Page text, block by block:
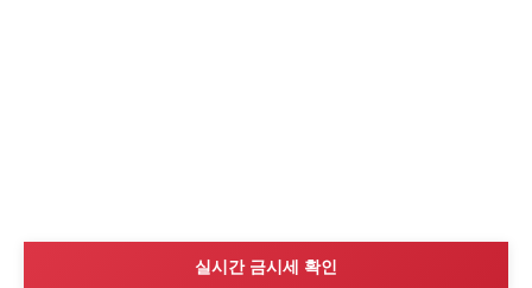
실시간 금시세 확인